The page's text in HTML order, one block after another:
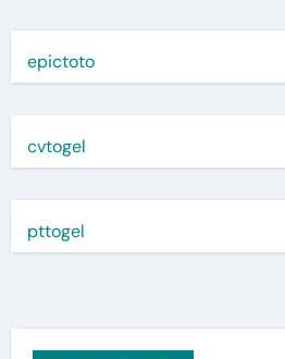
epictoto
cvtogel
pttogel